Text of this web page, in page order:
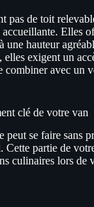
pas de toit
Elles
une hauteur
exigent un
combiner avec un
clé de votre van
peut se faire sans
Cette partie de
culinaires lors de